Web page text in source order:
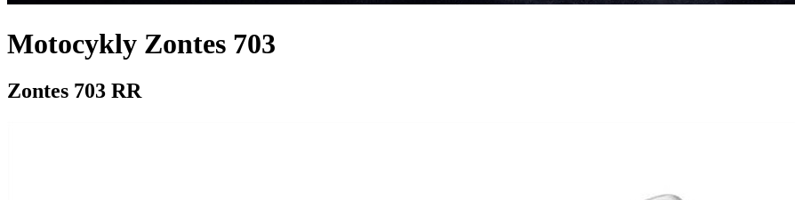
Motocykly Zontes 703
Zontes 703 RR